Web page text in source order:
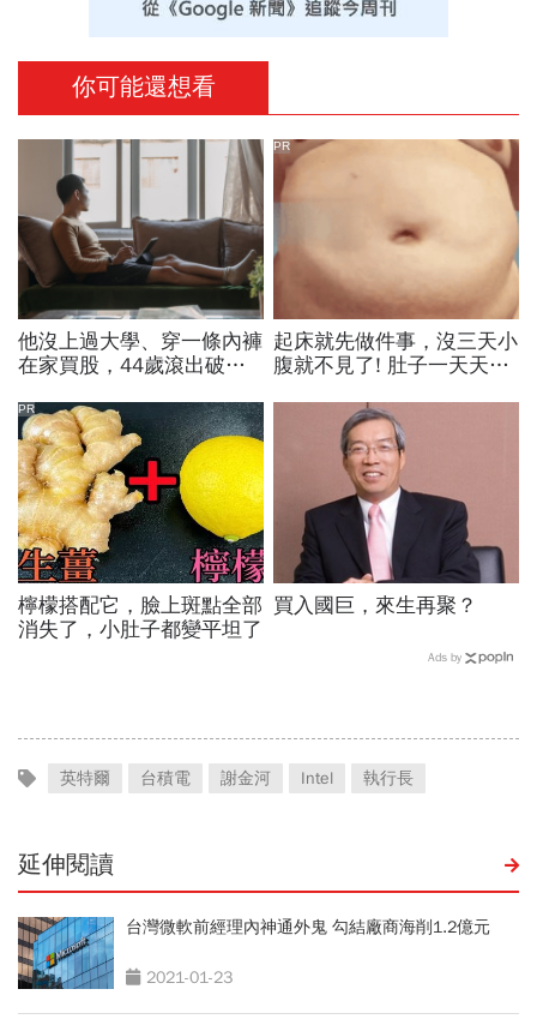
你可能還想看
他沒上過大學、穿一條內褲
在家買股，44歲滾出破億
「害你投資虧錢的7大火
坑」
起床就先做件事，沒三天小
腹就不見了! 肚子一天天變
PR
檸檬搭配它，臉上斑點全部
消失了，小肚子都變平坦了
PR
買入國巨，來生再聚？
Ads by
英特爾 台積電 謝金河 Intel 執行長
延伸閱讀
台灣微軟前經理內神通外鬼 勾結廠商海削1.2億元
2021-01-23